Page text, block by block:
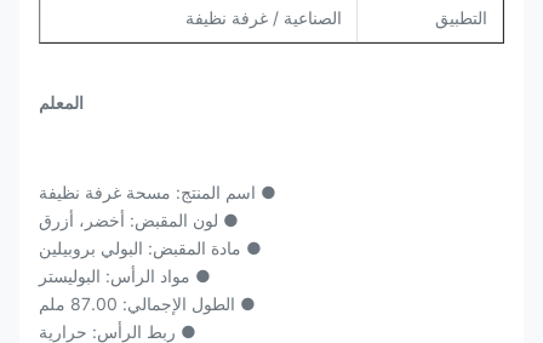
التطبيق الصناعية / غرفة نظيفة
المعلم
● اسم المنتج: مسحة غرفة نظيفة
● لون المقبض: أخضر، أزرق
● مادة المقبض: البولي بروبيلين
● مواد الرأس: البوليستر
● الطول الإجمالي: 87.00 ملم
● ربط الرأس: حرارية